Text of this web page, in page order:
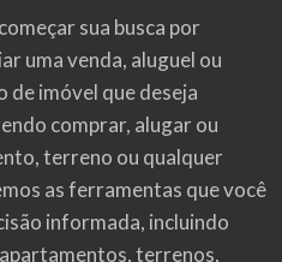
sua busca por
uma venda, aluguel ou
imóvel que deseja
comprar, alugar ou
terreno ou qualquer
as ferramentas que você
informada, incluindo
terrenos,